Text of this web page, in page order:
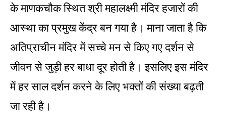
के माणकचौक स्थित श्री महालक्ष्मी मंदिर हजारों की
आस्था का प्रमुख केंद्र बन गया है। माना जाता है कि
अतिप्राचीन मंदिर में सच्चे मन से किए गए दर्शन से
जीवन से जुड़ी हर बाधा दूर होती है। इसलिए इस मंदिर
में हर साल दर्शन करने के लिए भक्तों की संख्या बढ़ती
जा रही है।